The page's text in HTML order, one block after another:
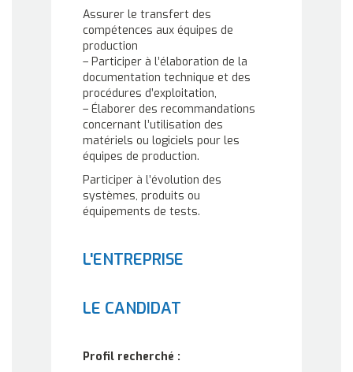
Assurer le transfert des
compétences aux équipes de
production
– Participer à l’élaboration de la
documentation technique et des
procédures d’exploitation,
– Élaborer des recommandations
concernant l’utilisation des
matériels ou logiciels pour les
équipes de production.
Participer à l’évolution des
systèmes, produits ou
équipements de tests.
L'ENTREPRISE
LE CANDIDAT
Profil recherché :